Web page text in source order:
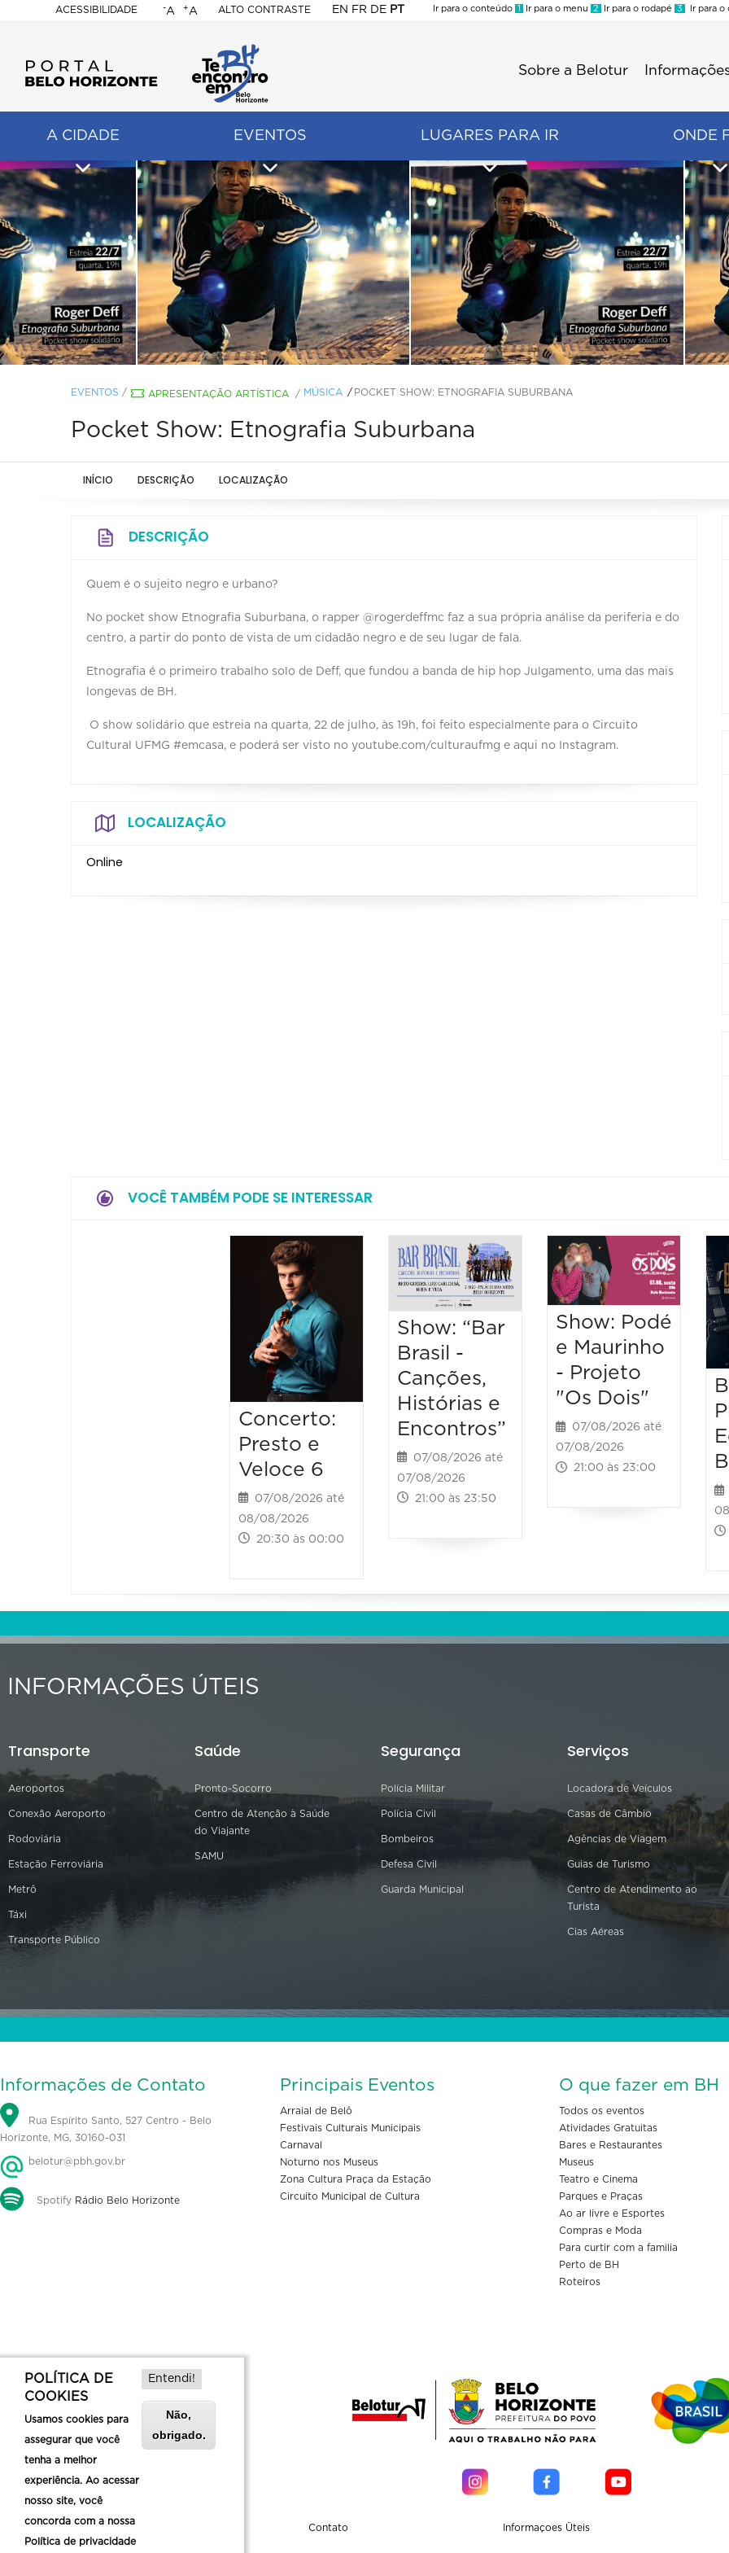
ACESSIBILIDADE
BELO
HORIZONTE
-A +A ALTO CONTRASTE EN FR DE PT
Ir para o conteúdo 1 Ir para o menu 2 Ir para o rodapé 3 Ir para o
Sobre a Belotur
A CIDADE EVENTOS LUGARES PARA IR ONDE
EVENTOS / APRESENTAÇÃO ARTÍSTICA / MÚSICA POCKET SHOW: ETNOGRAFIA SUBURBANA
Pocket Show: Etnografia Suburbana
INÍCIO DESCRIÇÃO LOCALIZAÇÃO
DESCRIÇÃO
Quem é o sujeito negro e urbano?
No pocket show Etnografia Suburbana, o rapper @rogerdeffmc faz a sua própria análise da periferia e do
centro, a partir do ponto de vista de um cidadão negro e de seu lugar de fala.
Etnografia é o primeiro trabalho solo de Deff, que fundou a banda de hip hop Julgamento, uma das mais
longevas de BH.
O show solidário que estreia na quarta, 22 de julho, às 19h, foi feito especialmente para o Circuito
Cultural UFMG #emcasa, e poderá ser visto no youtube.com/culturaufmg e aqui no Instagram.
LOCALIZAÇÃO
Online
VOCÊ TAMBÉM PODE SE INTERESSAR
Concerto:
Presto e
Veloce 6
07/08/2026 até
08/08/2026
20:30 às 00:00
Show: “Bar
Brasil -
Canções,
Histórias e
Encontros”
07/08/2026 até
07/08/2026
21:00 às 23:50
Show: Podé
e Maurinho
- Projeto
"Os Dois"
07/08/2026 até
07/08/2026
21:00 às 23:00
INFORMAÇÕES ÚTEIS
Transporte
Aeroportos
Conexão Aeroporto
Rodoviária
Estação Ferroviária
Metrô
Táxi
Transporte Público
Saúde
Pronto-Socorro
Centro de Atenção à Saúde
do Viajante
SAMU
Segurança
Polícia Militar
Polícia Civil
Bombeiros
Defesa Civil
Guarda Municipal
Serviços
Locadora de Veículos
Casas de Câmbio
Agências de Viagem
Guias de Turismo
Centro de Atendimento ao
Turista
Cias Aéreas
Informações de Contato
Rua Espírito Santo, 527 Centro - Belo
Horizonte, MG, 30160-031
belotur@pbh.gov.br
Spotify Rádio Belo Horizonte
Principais Eventos
Arraial de Belô
Festivais Culturais Municipais
Carnaval
Noturno nos Museus
Zona Cultura Praça da Estação
Circuito Municipal de Cultura
O que fazer em BH
Todos os eventos
Atividades Gratuitas
Bares e Restaurantes
Museus
Teatro e Cinema
Parques e Praças
Ao ar livre e Esportes
Compras e Moda
Para curtir com a familia
Perto de BH
Roteiros
Sobre a Belotur Contato Informaçoes Üteis
POLÍTICA DE
COOKIES
Usamos cookies para
assegurar que você
tenha a melhor
experiência. Ao acessar
nosso site, você
concorda com a nossa
Política de privacidade
Entendi!
Não,
obrigado.